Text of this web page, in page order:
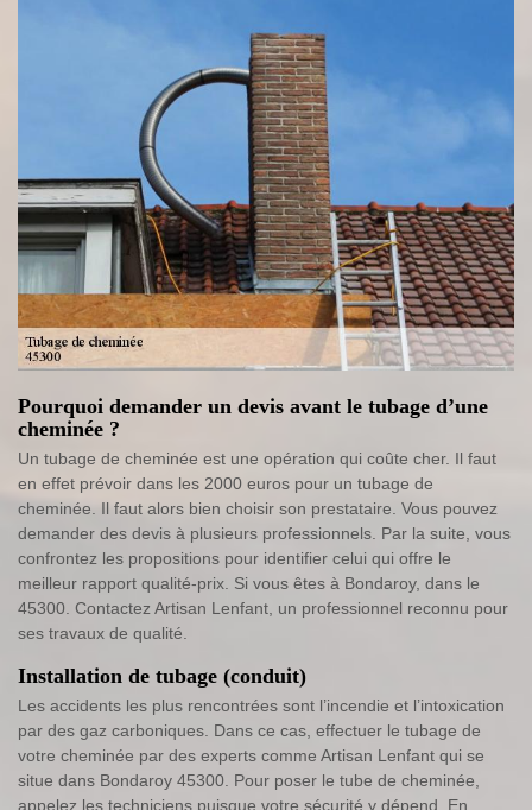
Pourquoi demander un devis avant le tubage d’une
cheminée ?
Un tubage de cheminée est une opération qui coûte cher. Il faut
en effet prévoir dans les 2000 euros pour un tubage de
cheminée. Il faut alors bien choisir son prestataire. Vous pouvez
demander des devis à plusieurs professionnels. Par la suite, vous
confrontez les propositions pour identifier celui qui offre le
meilleur rapport qualité-prix. Si vous êtes à Bondaroy, dans le
45300. Contactez Artisan Lenfant, un professionnel reconnu pour
ses travaux de qualité.
Installation de tubage (conduit)
Les accidents les plus rencontrées sont l’incendie et l’intoxication
par des gaz carboniques. Dans ce cas, effectuer le tubage de
votre cheminée par des experts comme Artisan Lenfant qui se
situe dans Bondaroy 45300. Pour poser le tube de cheminée,
appelez les techniciens puisque votre sécurité y dépend. En